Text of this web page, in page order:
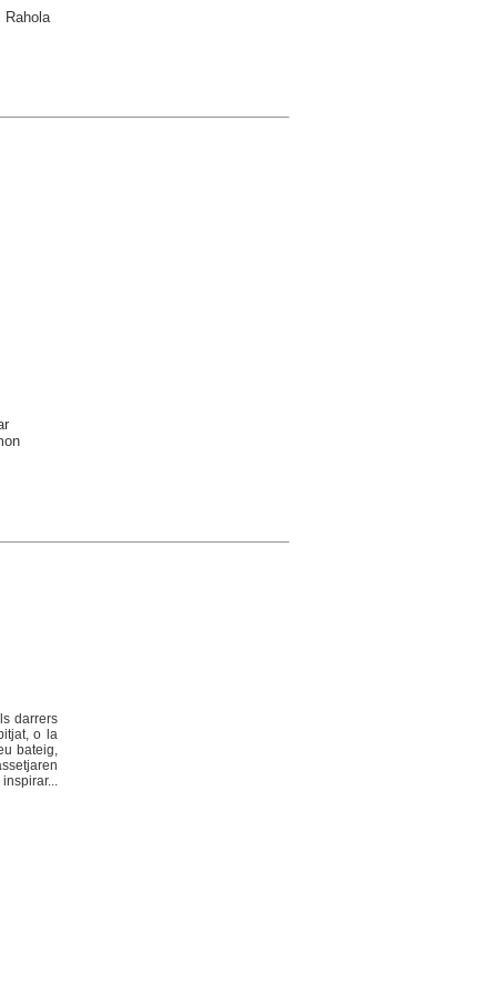
Rahola
darrers
o la
bateig,